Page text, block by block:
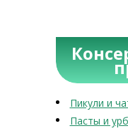
Пикули и
Пасты и